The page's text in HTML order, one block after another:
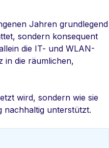
Jahren grundlegend
sondern konsequent
die IT- und WLAN-
in die räumlichen,
wird, sondern wie sie
nachhaltig unterstützt.